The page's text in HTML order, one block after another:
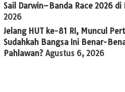
Sail Darwin–Banda Race 2026 di
2026
Jelang HUT ke-81 RI, Muncul
Sudahkah Bangsa Ini Benar-
Pahlawan? Agustus 6, 2026